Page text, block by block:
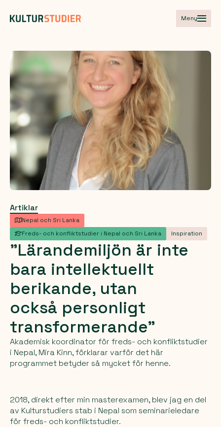
Meny
Artiklar
Nepal och Sri Lanka
Freds- och konfliktstudier i Nepal och Sri Lanka
Inspiration
"Lärandemiljön är inte
bara intellektuellt
berikande, utan
också personligt
transformerande"
Akademisk koordinator för freds- och konfliktstudier
i Nepal, Mira Kinn, förklarar varför det här
programmet betyder så mycket för henne.
2018, direkt efter min masterexamen, blev jag en del
av Kulturstudiers stab i Nepal som seminarieledare
för freds- och konfliktstudier.